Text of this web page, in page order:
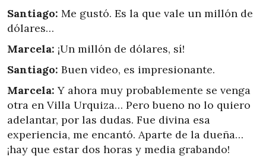
Santiago: Me gustó. Es la que vale un millón de
dólares…
Marcela: ¡Un millón de dólares, sí!
Santiago: Buen video, es impresionante.
Marcela: Y ahora muy probablemente se venga
otra en Villa Urquiza… Pero bueno no lo quiero
adelantar, por las dudas. Fue divina esa
experiencia, me encantó. Aparte de la dueña…
¡hay que estar dos horas y media grabando!